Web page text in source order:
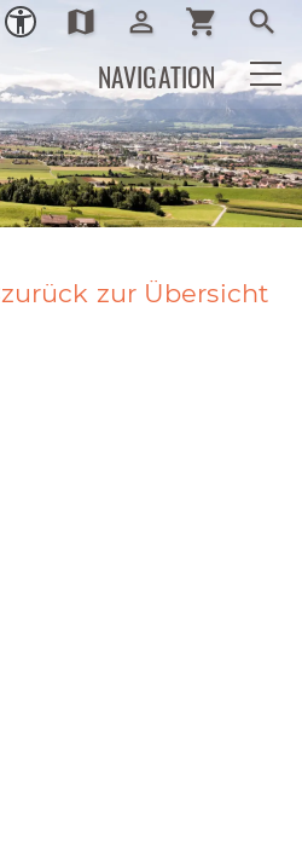
Ortsplan
map Login
person_outline shopping_cart search
NAVIGATION
zurück zur Übersicht